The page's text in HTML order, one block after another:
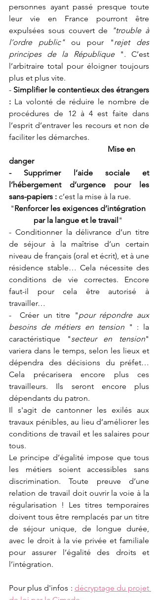
personnes ayant passé presque toute
leur vie en France pourront être
expulsées sous couvert de
"trouble à
l’ordre public" ou pour "rejet des
principes de la République ". C’est
l’arbitraire total pour éloigner toujours
plus et plus vite.
- Simplifier le contentieux des étrangers
: La volonté de réduire le nombre de
procédures de 12 à 4 est faite dans
l’esprit d’entraver les recours et non de
faciliter les démarches.
Mise en
danger
- Supprimer l’aide sociale et
l’hébergement d’urgence pour les
sans-papiers : c’est la mise à la rue.
"Renforcer les exigences d’intégration
par la langue et le travail"
- Conditionner la délivrance d’un titre
de séjour à la maîtrise d’un certain
niveau de français (oral et écrit), et à une
résidence stable… Cela nécessite des
conditions de vie correctes. Encore
faut-il pour cela être autorisé à
travailler…
-  Créer un titre "pour répondre aux
besoins de métiers en tension " : la
caractéristique "secteur en tension"
variera dans le temps, selon les lieux et
dépendra des décisions du préfet…
Cela précarisera encore plus ces
travailleurs. Ils seront encore plus
dépendants du patron.
Il s'agit de cantonner les exilés aux
travaux pénibles, au lieu d’améliorer les
conditions de travail et les salaires pour
tous.
Le principe d’égalité impose que tous
les métiers soient accessibles sans
discrimination. Toute preuve d’une
relation de travail doit ouvrir la voie à la
régularisation ! Les titres temporaires
doivent tous être remplacés par un titre
de séjour unique, de longue durée,
avec le droit à la vie privée et familiale
pour assurer l’égalité des droits et
l’intégration.
Pour plus d'infos : décryptage du projet